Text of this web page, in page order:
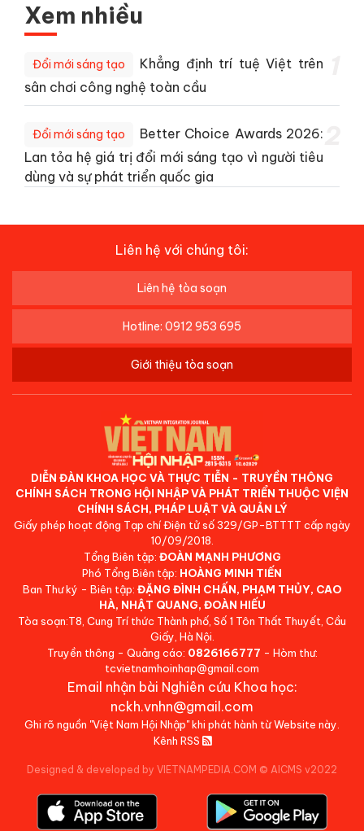
Xem nhiều
Đổi mới sáng tạo
Khẳng định trí tuệ Việt trên
sân chơi công nghệ toàn cầu
Đổi mới sáng tạo
Better Choice Awards 2026:
Lan tỏa hệ giá trị đổi mới sáng tạo vì người tiêu
dùng và sự phát triển quốc gia
Liên hệ với chúng tôi:
Liên hệ tòa soạn
Hotline: 0912 953 695
Giới thiệu tòa soạn
DIỄN ĐÀN KHOA HỌC VÀ THỰC TIỄN - TRUYỀN THÔNG
CHÍNH SÁCH TRONG HỘI NHẬP VÀ PHÁT TRIỂN THUỘC VIỆN
CHÍNH SÁCH, PHÁP LUẬT VÀ QUẢN LÝ
Giấy phép hoạt động Tạp chí Điện tử số 329/GP-BTTTT cấp ngày
10/09/2018.
Tổng Biên tập: ĐOÀN MẠNH PHƯƠNG
Phó Tổng Biên tập: HOÀNG MINH TIẾN
Ban Thư ký - Biên tập: ĐẶNG ĐÌNH CHẤN, PHẠM THỦY, CAO
HÀ, NHẬT QUANG, ĐOÀN HIẾU
Tòa soạn:T8, Cung Trí thức Thành phố, Số 1 Tôn Thất Thuyết, Cầu
Giấy, Hà Nội.
Truyền thông - Quảng cáo: 0826166777 - Hòm thư:
tcvietnamhoinhap@gmail.com
Email nhận bài Nghiên cứu Khoa học:
nckh.vnhn@gmail.com
Ghi rõ nguồn "Việt Nam Hội Nhập" khi phát hành từ Website này.
Kênh RSS
Designed & developed by VIETNAMPEDIA.COM © AICMS v2022